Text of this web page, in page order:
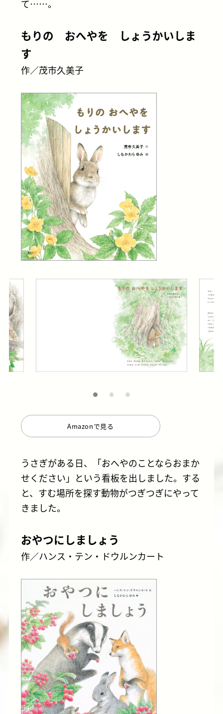
て……。
もりの おへやを しょうかいしま
す
作／茂市久美子
Amazonで見る
うさぎがある日、「おへやのことならおまか
せください」という看板を出しました。する
と、すむ場所を探す動物がつぎつぎにやって
きました。
おやつにしましょう
作／ハンス・テン・ドウルンカート